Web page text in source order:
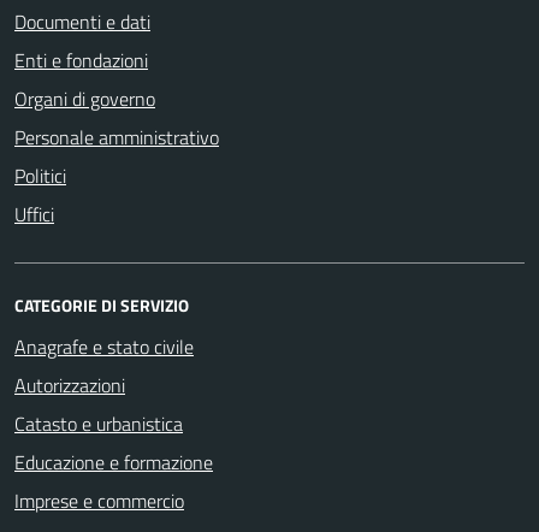
Documenti e dati
Enti e fondazioni
Organi di governo
Personale amministrativo
Politici
Uffici
CATEGORIE DI SERVIZIO
Anagrafe e stato civile
Autorizzazioni
Catasto e urbanistica
Educazione e formazione
Imprese e commercio